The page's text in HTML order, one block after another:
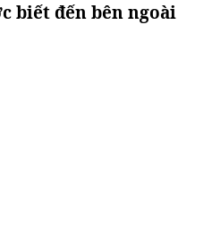
biết đến bên ngoài